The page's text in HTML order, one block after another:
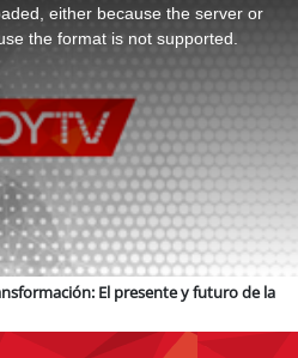
either because the server or
the format is not supported.
El presente y futuro de la